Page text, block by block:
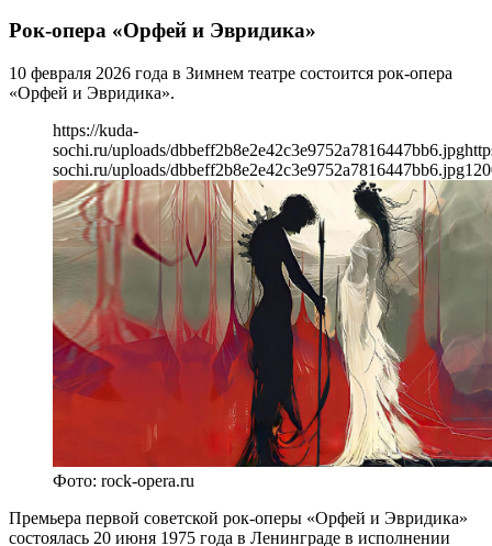
Рок-опера «Орфей и Эвридика»
10 февраля 2026 года в Зимнем театре состоится рок-опера
«Орфей и Эвридика».
https://kuda-
sochi.ru/uploads/dbbeff2b8e2e42c3e9752a7816447bb6.jpg
sochi.ru/uploads/dbbeff2b8e2e42c3e9752a7816447bb6.jpg
Фото: rock-opera.ru
Премьера первой советской рок-оперы «Орфей и Эвридика»
состоялась 20 июня 1975 года в Ленинграде в исполнении